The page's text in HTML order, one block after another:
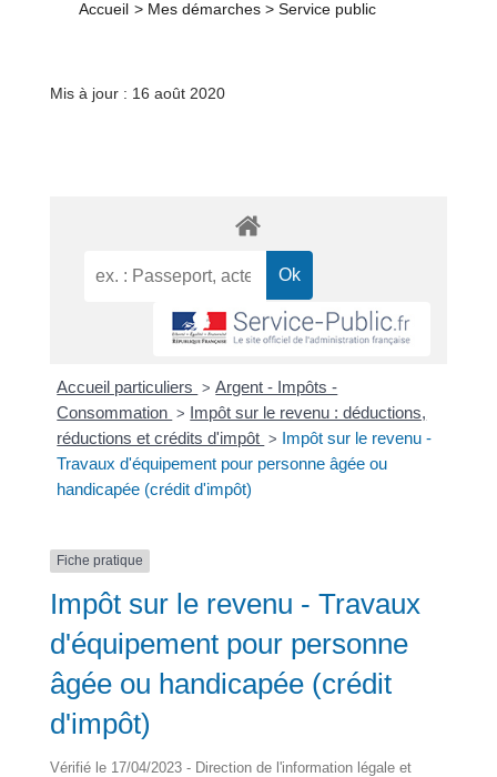
Accueil > Mes démarches > Service public
Mis à jour : 16 août 2020
Accueil particuliers > Argent - Impôts -
Consommation > Impôt sur le revenu : déductions,
réductions et crédits d'impôt > Impôt sur le revenu -
Travaux d'équipement pour personne âgée ou
handicapée (crédit d'impôt)
Fiche pratique
Impôt sur le revenu - Travaux
d'équipement pour personne
âgée ou handicapée (crédit
d'impôt)
Vérifié le 17/04/2023 - Direction de l'information légale et